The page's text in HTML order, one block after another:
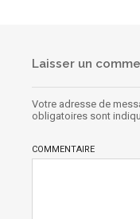
Laisser un
Votre adresse de
obligatoires sont
COMMENTAIRE